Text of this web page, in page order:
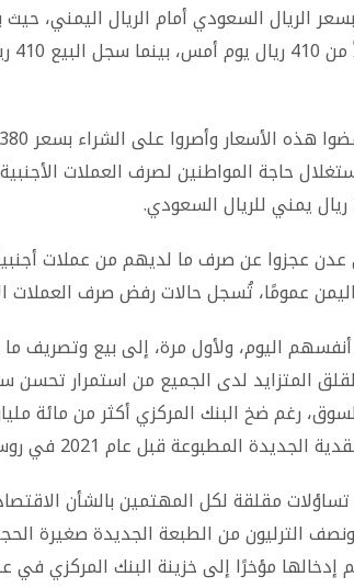
حاجة المواطنين لصرف العملات
عدن عجزوا عن صرف ما لديهم من عملات
عمومًا، تُسجل حالات رفض صرف العملات
اليوم، ولأول مرة، إلى بيع وتصريف
القلق المتزايد لدى الجميع من استمرار
رغم ضخ البنك المركزي أكثر من مائة
المطبوعة قبل عام 2021 في روسيا.
مقلقة لكل المهتمين بالشأن
ونصف الترليون من الطبعة الجديدة صغيرة